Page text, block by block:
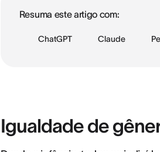
Resuma este artigo com:
ChatGPT Claude
Igualdade de